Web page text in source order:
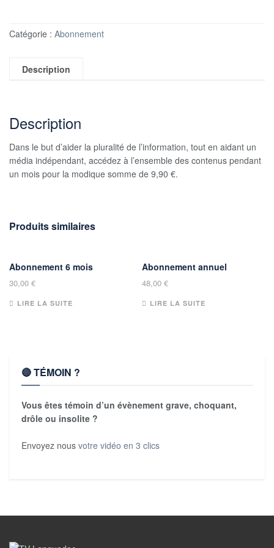
Catégorie : Abonnement
Description
Description
Dans le but d’aider la pluralité de l’information, tout en aidant un
média indépendant, accédez à l’ensemble des contenus pendant
un mois pour la modique somme de 9,90 €.
Produits similaires
Abonnement 6 mois
30,00 €
LIRE LA SUITE
Abonnement annuel
48,00€
LIRE LA SUITE
🔴 TÉMOIN ?
Vous êtes témoin d’un évènement grave, choquant,
drôle ou insolite ?
Envoyez nous votre vidéo en 3 clics